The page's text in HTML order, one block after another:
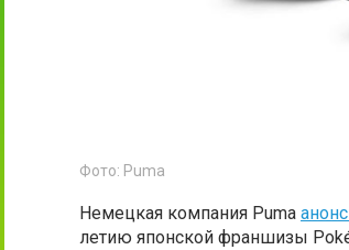
Фото: Puma
Немецкая компания Puma
летию японской франшизы